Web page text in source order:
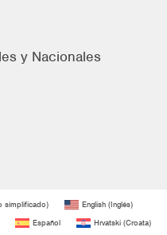
y Nacionales
simplificado) English(Inglés)
Español Hrvatski(Croata)